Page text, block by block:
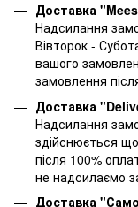
Доставка
Надсилання
Вівторок -
вашого
замовлення
Доставка
Надсилання
здійснюється
після 100%
не надсилаємо
Доставка